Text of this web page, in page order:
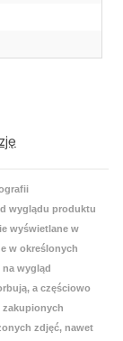
wyglądu produktu
wyświetlane w
w określonych
wygląd
a częściowo
zakupionych
zdjęć, nawet